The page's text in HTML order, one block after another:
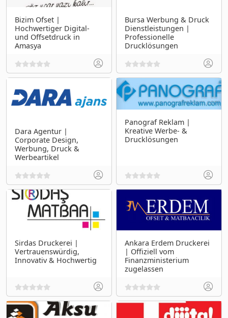
Bizim Ofset |
Hochwertiger Digital-
und Offsetdruck in
Amasya
Bursa Werbung & Druck
Dienstleistungen |
Professionelle
Drucklösungen
Dara Agentur |
Corporate Design,
Werbung, Druck &
Werbeartikel
Panograf Reklam |
Kreative Werbe- &
Drucklösungen
Sirdas Druckerei |
Vertrauenswürdig,
Innovativ & Hochwertig
Ankara Erdem Druckerei
| Offiziell vom
Finanzministerium
zugelassen